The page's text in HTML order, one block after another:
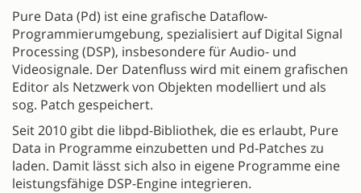
Pure Data (Pd) ist eine grafische Dataflow-
Programmierumgebung, spezialisiert auf Digital Signal
Processing (DSP), insbesondere für Audio- und
Videosignale. Der Datenfluss wird mit einem grafischen
Editor als Netzwerk von Objekten modelliert und als
sog. Patch gespeichert.
Seit 2010 gibt die libpd-Bibliothek, die es erlaubt, Pure
Data in Programme einzubetten und Pd-Patches zu
laden. Damit lässt sich also in eigene Programme eine
leistungsfähige DSP-Engine integrieren.